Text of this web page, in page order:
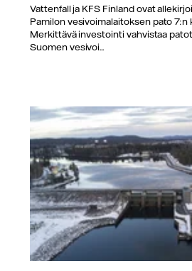
Vattenfall ja KFS Finland ovat
Pamilon vesivoimalaitoksen pato 7:n
Merkittävä investointi vahvistaa
Suomen vesivoi...